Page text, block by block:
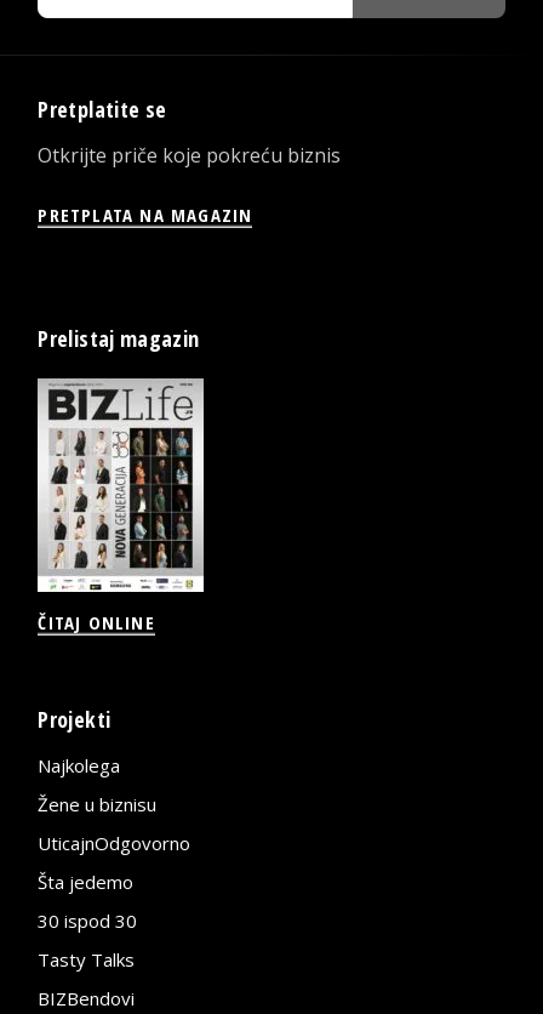
Pretplatite se
Otkrijte priče koje pokreću biznis
PRETPLATA NA MAGAZIN
Prelistaj magazin
ČITAJ ONLINE
Projekti
Najkolega
Žene u biznisu
UticajnOdgovorno
Šta jedemo
30 ispod 30
Tasty Talks
BIZBendovi